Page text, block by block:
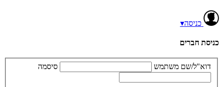
כניסה▾
כניסת חברים
דוא"ל/שם משתמש סיסמה